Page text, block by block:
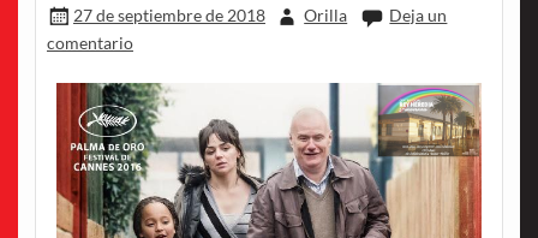
27 de septiembre de 2018 Orilla
Deja un
comentario